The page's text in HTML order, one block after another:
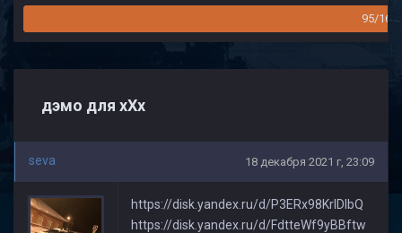
95/160
дэмо для хХх
seva 18 декабря 2021 г, 23:09
https://disk.yandex.ru/d/P3ERx98KrlDlbQ
https://disk.yandex.ru/d/FdtteWf9yBBftw